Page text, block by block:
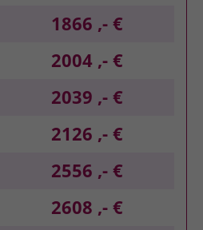
1866 ,- €
2004 ,- €
2039 ,- €
2126 ,- €
2556 ,- €
2608 ,- €